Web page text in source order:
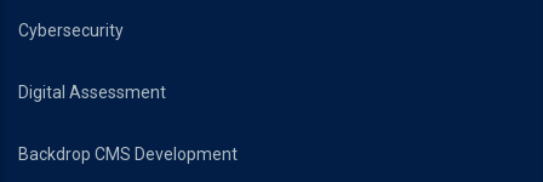
Cybersecurity
Digital Assessment
Backdrop CMS Development